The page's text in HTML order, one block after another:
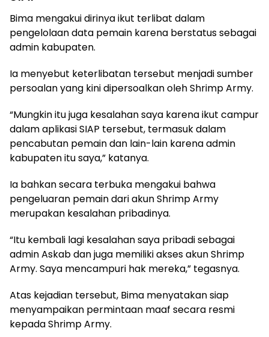
Bima mengakui dirinya ikut terlibat dalam
pengelolaan data pemain karena berstatus sebagai
admin kabupaten.
Ia menyebut keterlibatan tersebut menjadi sumber
persoalan yang kini dipersoalkan oleh Shrimp Army.
“Mungkin itu juga kesalahan saya karena ikut campur
dalam aplikasi SIAP tersebut, termasuk dalam
pencabutan pemain dan lain-lain karena admin
kabupaten itu saya,” katanya.
Ia bahkan secara terbuka mengakui bahwa
pengeluaran pemain dari akun Shrimp Army
merupakan kesalahan pribadinya.
“Itu kembali lagi kesalahan saya pribadi sebagai
admin Askab dan juga memiliki akses akun Shrimp
Army. Saya mencampuri hak mereka,” tegasnya.
Atas kejadian tersebut, Bima menyatakan siap
menyampaikan permintaan maaf secara resmi
kepada Shrimp Army.